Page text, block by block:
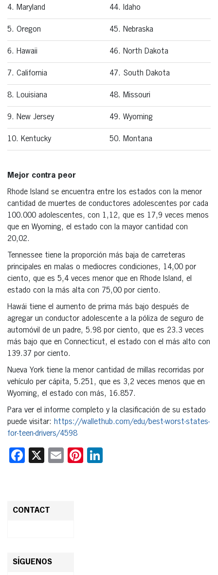
4. Maryland 44. Idaho
5. Oregon 45. Nebraska
6. Hawaii 46. North Dakota
7. California 47. South Dakota
8. Louisiana 48. Missouri
9. New Jersey 49. Wyoming
10. Kentucky 50. Montana
Mejor contra peor
Rhode Island se encuentra entre los estados con la menor
cantidad de muertes de conductores adolescentes por cada
100.000 adolescentes, con 1,12, que es 17,9 veces menos
que en Wyoming, el estado con la mayor cantidad con
20,02.
Tennessee tiene la proporción más baja de carreteras
principales en malas o mediocres condiciones, 14,00 por
ciento, que es 5,4 veces menor que en Rhode Island, el
estado con la más alta con 75,00 por ciento.
Hawái tiene el aumento de prima más bajo después de
agregar un conductor adolescente a la póliza de seguro de
automóvil de un padre, 5.98 por ciento, que es 23.3 veces
más bajo que en Connecticut, el estado con el más alto con
139.37 por ciento.
Nueva York tiene la menor cantidad de millas recorridas por
vehículo per cápita, 5.251, que es 3,2 veces menos que en
Wyoming, el estado con más, 16.857.
Para ver el informe completo y la clasificación de su estado
puede visitar: https://wallethub.com/edu/best-worst-states-
for-teen-drivers/4598
Facebook
X EmailPinterest
CONTACT
SÍGUENOS